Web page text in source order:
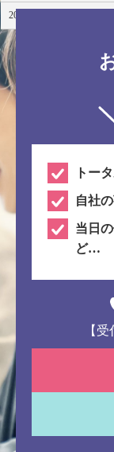
2023年8月 (4)
トー
自社
当日
ど…
【